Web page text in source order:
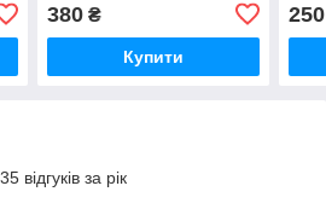
380₴
Купити
250
відгуків за рік